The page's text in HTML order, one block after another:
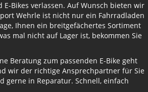
Bikes verlassen. Auf Wunsch bieten wir
Wehrle ist nicht nur ein Fahrradladen
Ihnen ein breitgefächertes Sortiment
mal nicht auf Lager ist, bekommen Sie
Beratung zum passenden E-Bike geht
wir der richtige Ansprechpartner für Sie
gerne in Reparatur. Schnell, einfach